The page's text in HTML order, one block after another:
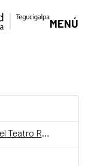
MENÚ
Proyección: Luisa Fernanda. Zarzuela del Teatro Real de Madrid